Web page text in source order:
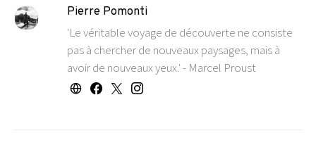
Pierre Pomonti
'Le véritable voyage de découverte ne consiste
pas à chercher de nouveaux paysages, mais à
avoir de nouveaux yeux.' - Marcel Proust